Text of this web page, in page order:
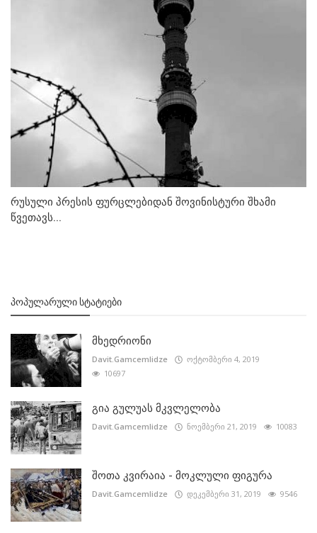
რუსული პრესის ფურცლებიდან შოვინისტური შხამი
წვეთავს...
ᲞᲝᲞᲣᲚᲐᲠᲣᲚᲘ ᲡᲢᲐᲢᲘᲔᲑᲘ
მხედრიონი
Davit.Gamcemlidze
ოქტომბერი 4, 2019
10697
გია გულუას მკვლელობა
Davit.Gamcemlidze ნოემბერი 21, 2019 10083
შოთა კვირაია - მოკლული ფიგურა
Davit.Gamcemlidze დეკემბერი 31, 2019 9546